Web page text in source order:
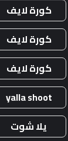
كورة لايف
كورة لايف
كورة لايف
yalla shoot
يلا شوت